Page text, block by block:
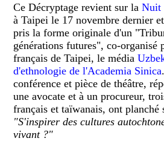
Ce Décryptage revient sur laNuit
à Taipei le 17 novembre dernier
pris la forme originale d'un
générations futures", co-organisé
français de Taipei, le média
d'ethnologie de l'Academia Sinica
conférence et pièce de théâtre,
une avocate et à un procureur,
français et taïwanais, ont planché
"S'inspirer des cultures
vivant ?"